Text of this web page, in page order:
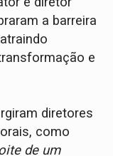
a barreira
e
diretores
como
de um